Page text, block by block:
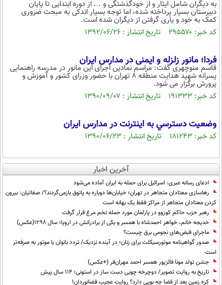
به دیگران شامل ایثار و از خودگذشتگی و ... از دوره ابتدایی تا پایان
دبیرستان بسیار پرداخته شده، اما توجه بسیار اندکی به مبحث ضروری
کمک به خود و یاری گرفتن از دیگران شده است.
کد خبر: ۲۹۵۵۷۰ تاریخ انتشار : ۱۳۹۲/۰۶/۲۶
فردا؛ مانور زلزله و ایمنی در مدارس ایران
قاسم منوچهری گفت: مراسم نمادین اجرای این مانور در مدرسه راهنمایی
پسرانه شهید هدایت منطقه 8 تهران با حضور وزرای کشور و آموزش و
پرورش برگزار می شود.
کد خبر: ۱۹۱۳۳۳ تاریخ انتشار : ۱۳۹۰/۰۹/۰۷
وضعيت دسترسي به اينترنت در مدارس ايران
کد خبر: ۱۸۱۲۴۳ تاریخ انتشار : ۱۳۹۰/۰۶/۲۳
آخرین اخبار
ادعای رسانه عبری: اسرائیل برای حمله به ایران آماده می‌شود
رهاسازی معتادان متجاهر در تهران؛ خیابان‌ها دوباره به پاتوق بازمی‌گردند؟/ صفاتیان: بیرون
کردن معتادان متجاهر از مراکز فقط یک بهانه است
رهبر حزب حاکم کوزوو در پارلمان مورد حمله تخم مرغ قرار گرفت
خدیجه خانم، خواهر احمدشاه با همسر و یکی از برادرانش در اروپا؛ سال 1298(عکس)
ماجرای قبض‌های نجومی برق چیست؟
صدور گواهینامه موتورسیکلت برای زنان؛ در آینده نزدیک/ تردد بانوان با موتور به‌ صرفه‌تر
است
جشن تولد مونا فائزپور همسر احمد مهران‌فر (+عکس)
تاریخ به روایت تصویر/ دوچرخه چوبی دست ساز در استونی؛ 114 سال پیش
کره زمین بعد از فضا چه بویی دارد؟ روایت عجیب فضانوردان!